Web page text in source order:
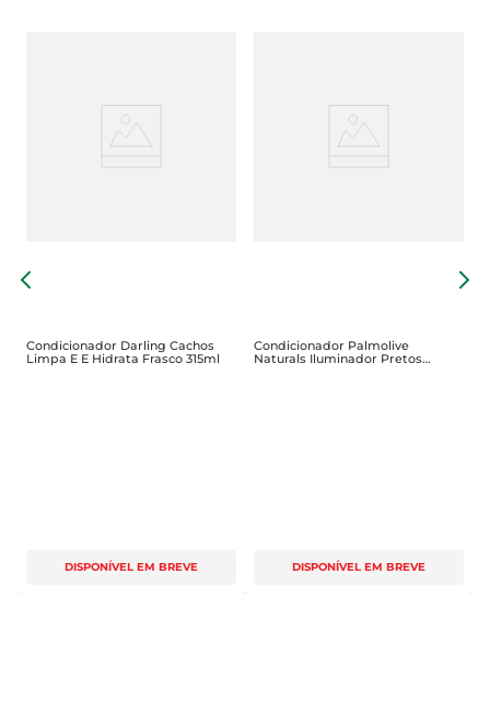
Condicionador Darling Cachos
Limpa E E Hidrata Frasco 315ml
DISPONÍVEL EM BREVE
Condicionador Palmolive
Naturals Iluminador Pretos
350ml
DISPONÍVEL EM BREVE